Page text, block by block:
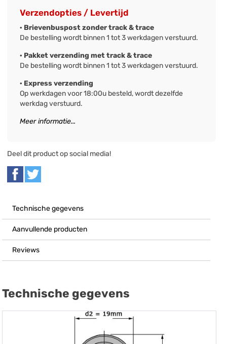
Verzendopties / Levertijd
· Brievenbuspost zonder track & trace
De bestelling wordt binnen 1 tot 3 werkdagen verstuurd.
· Pakket verzending met track & trace
De bestelling wordt binnen 1 tot 3 werkdagen verstuurd.
· Express verzending
Op werkdagen voor 18:00u besteld, wordt dezelfde
werkdag verstuurd.
Meer informatie...
Deel dit product op social media!
Technische gegevens
Aanvullende producten
Reviews
Technische gegevens